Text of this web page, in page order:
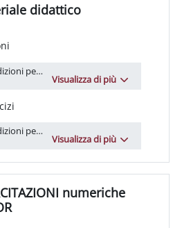
didattico
Visualizza di più
l'accesso: Il campo
Visualizza di più
l'accesso: Il campo
numeriche